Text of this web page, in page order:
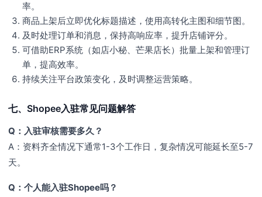
率。
商品上架后立即优化标题描述，使用高转化主图和细节图。
及时处理订单和消息，保持高响应率，提升店铺评分。
可借助ERP系统（如店小秘、芒果店长）批量上架和管理订
单，提高效率。
持续关注平台政策变化，及时调整运营策略。
七、Shopee入驻常见问题解答
Q：入驻审核需要多久？
A：资料齐全情况下通常1-3个工作日，复杂情况可能延长至5-7
天。
Q：个人能入驻Shopee吗？